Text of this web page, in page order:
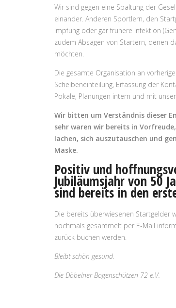
Wir sind gegen eine Spaltung der
einander. Anderen Sportlern, den
Impfung oder gar frühere Infektion
zudem Absagen von Startern, denen
möchten.
Die gesamte Organisation an
Scheibeneinteilung, Erfassung der
Pokale, Planungen intern und mit
Wir bitten um Verständnis dieser
sehr waren wir bereits in
lachen, sich auszutauschen und
Maske.
Positiv und
Jubiläumsjahr von 50
sind bereits in den
Die bereits überwiesenen Startgelder
nochmals gesammelt per E-Mail
zurück buchen werden.
Bleibt schön gesund.
Die Döbelner Bogenschützen 72 e.V.